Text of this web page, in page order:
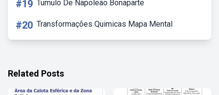
#19 Tumulo De Napoleão Bonaparte
#20 Transformações Quimicas Mapa Mental
Related Posts